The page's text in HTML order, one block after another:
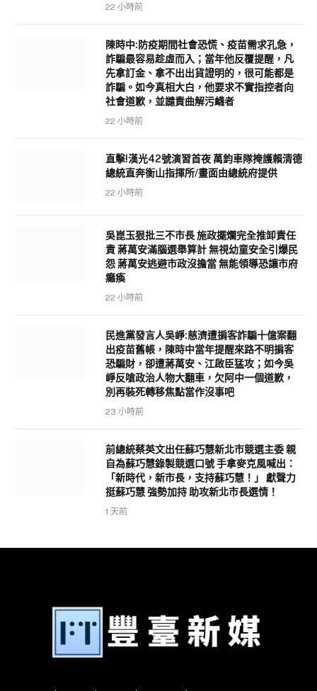
22 小時前
陳時中:防疫期間社會恐慌、疫苗需求孔急，
詐騙最容易趁虛而入；當年他反覆提醒，凡
先拿訂金、拿不出出貨證明的，很可能都是
詐騙。如今真相大白，他要求不實指控者向
社會道歉，並譴責曲解污衊者
22 小時前
直擊!漢光42號演習首夜 萬鈞車隊掩護賴清德
總統直奔衡山指揮所/畫面由總統府提供
22 小時前
吳崑玉狠批三不市長 施政擺爛完全推卸責任
責 蔣萬安滿腦選舉算計 無視幼童安全引爆民
怨 蔣萬安逃避市政沒擔當 無能領導恐讓市府
癱瘓
22 小時前
民進黨發言人吳崢:慈濟遭掮客詐騙十億案翻
出疫苗舊帳，陳時中當年提醒來路不明掮客
恐騙財，卻遭蔣萬安、江啟臣猛攻；如今吳
崢反嗆政治人物大翻車，欠阿中一個道歉，
別再裝死轉移焦點當作沒事吧
23 小時前
前總統蔡英文出任蘇巧慧新北市競選主委 親
自為蘇巧慧錄製競選口號 手拿麥克風喊出：
「新時代，新市長，支持蘇巧慧！」 獻聲力
挺蘇巧慧 強勢加持 助攻新北市長選情！
1 天前